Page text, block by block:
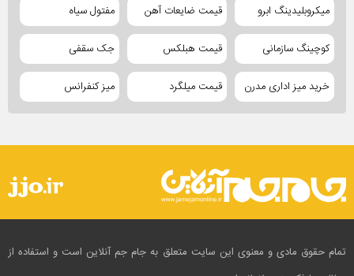
میکروبلیدینگ ابرو قیمت ضایعات آهن مفتول سیاه
کوچینگ سازمانی قیمت هبلکس جک سقفی
خرید میز اداری مدرن قیمت میلگرد میز کنفرانس
تمام حقوق مادی و معنوی این سایت متعلق به جام جم آنلاین است و استفاده از